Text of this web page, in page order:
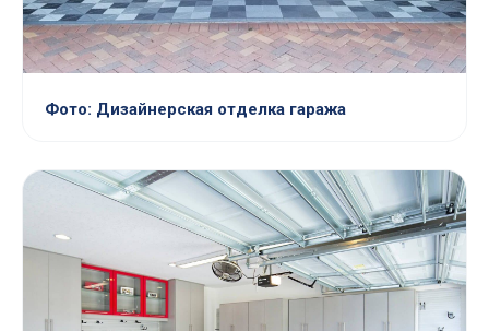
Фото: Дизайнерская отделка гаража